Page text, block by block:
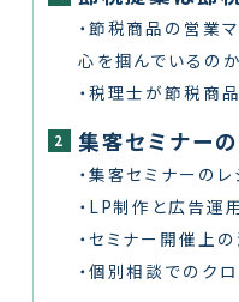
・節税商品の営業
心を掴んでいるの
・税理士が節税商
2 集客セミナー
・集客セミナーの
・LP制作と広告運
・セミナー開催上
・個別相談でのク